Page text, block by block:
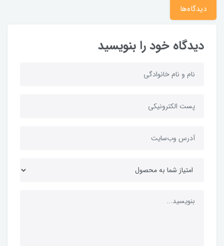
دیدگاه‌ها
دیدگاه خود را بنویسید